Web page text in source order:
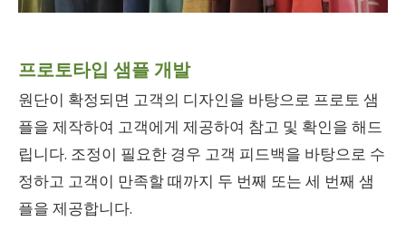
프로토타입 샘플 개발
원단이 확정되면 고객의 디자인을 바탕으로 프로토 샘
플을 제작하여 고객에게 제공하여 참고 및 확인을 해드
립니다. 조정이 필요한 경우 고객 피드백을 바탕으로 수
정하고 고객이 만족할 때까지 두 번째 또는 세 번째 샘
플을 제공합니다.